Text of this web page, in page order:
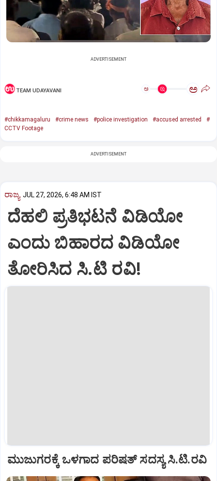
ADVERTISEMENT
TEAM UDAYAVANI ಅ ಅ
#chikkamagaluru #crime news #police investigation #accused arrested
#
CCTV Footage
ADVERTISEMENT
ರಾಜ್ಯ JUL 27, 2026, 6:48 AM IST
ದೆಹಲಿ ಪ್ರತಿಭಟನೆ ವಿಡಿಯೋ
ಎಂದು ಬಿಹಾರದ ವಿಡಿಯೋ
ತೋರಿಸಿದ ಸಿ.ಟಿ ರವಿ!
ಮುಜುಗರಕ್ಕೆ ಒಳಗಾದ ಪರಿಷತ್‌ ಸದಸ್ಯ ಸಿ.ಟಿ.ರವಿ